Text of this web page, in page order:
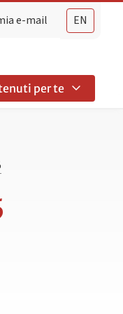
EN
e-mail
per te